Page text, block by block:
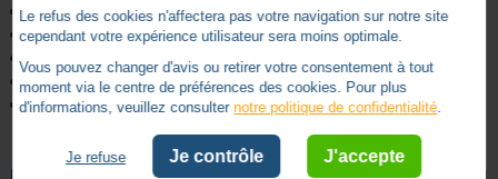
Indice de protection: IP 44
Diamètre: 60 mm
Diamètre intérieur minimum: 60 mm
Technologies compatibles: RTS
Couple Nominal: 100 Nm
Commande de secours
Le refus des cookies n'affectera pas votre navigation sur notre site
cependant votre expérience utilisateur sera moins optimale.
Vous pouvez changer d'avis ou retirer votre consentement à tout
moment via le centre de préférences des cookies. Pour plus
d'informations, veuillez consulter notre politique de confidentialité.
Je refuse Je contrôle J'accepte